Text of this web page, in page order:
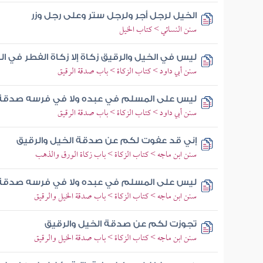
الخيل لرجل أجر ولرجل ستر وعلى رجل وزر
سنن النسائي > كتاب الخيل
ليس في الخيل والرقيق زكاة إلا زكاة الفطر في
سنن أبي داود > كتاب الزكاة > باب صدقة الرقيق
ليس على المسلم في عبده ولا في فرسه
سنن أبي داود > كتاب الزكاة > باب صدقة الرقيق
إني قد عفوت لكم عن صدقة الخيل والرقيق
سنن ابن ماجه > كتاب الزكاة > باب زكاة الورق والذهب
ليس على المسلم في عبده ولا في فرسه
سنن ابن ماجه > كتاب الزكاة > باب صدقة الخيل والرقيق
تجوزت لكم عن صدقة الخيل والرقيق
سنن ابن ماجه > كتاب الزكاة > باب صدقة الخيل والرقيق